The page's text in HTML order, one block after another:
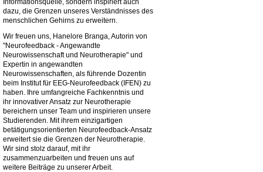
Informationsquelle, sondern inspiriert auch
dazu, die Grenzen unseres Verständnisses des
menschlichen Gehirns zu erweitern.
Wir freuen uns, Hanelore Branga, Autorin von
"Neurofeedback - Angewandte
Neurowissenschaft und Neurotherapie" und
Expertin in angewandten
Neurowissenschaften, als führende Dozentin
beim Institut für EEG-Neurofeedback (IFEN) zu
haben. Ihre umfangreiche Fachkenntnis und
ihr innovativer Ansatz zur Neurotherapie
bereichern unser Team und inspirieren unsere
Studierenden. Mit ihrem einzigartigen
betätigungsorientierten Neurofeedback-Ansatz
erweitert sie die Grenzen der Neurotherapie.
Wir sind stolz darauf, mit ihr
zusammenzuarbeiten und freuen uns auf
weitere Beiträge zu unserer Arbeit.